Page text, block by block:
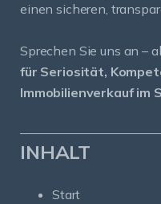
einen sicheren,
Sprechen Sie uns an –
für Seriosität,
Immobilienverkauf im
INHALT
Start